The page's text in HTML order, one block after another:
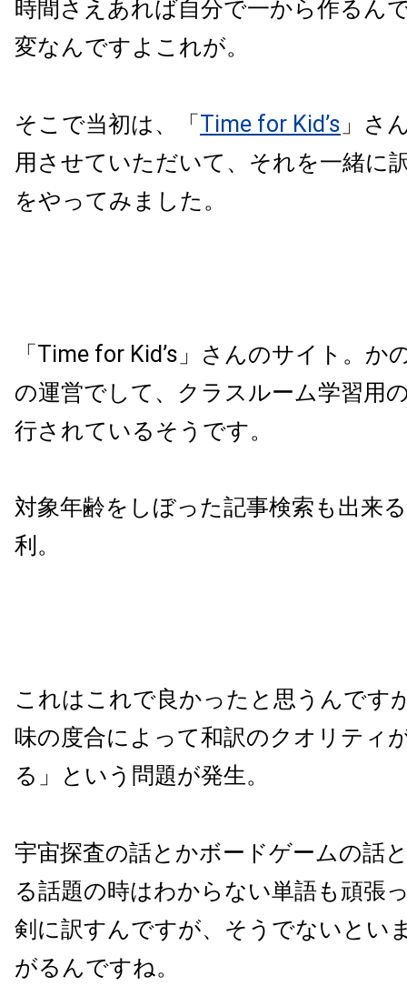
時間さえあれば自分で一から作るん
変なんですよこれが。
そこで当初は、「Time for Kid’s 」さ
用させていただいて、それを一緒に
をやってみました。
「Time for Kid’s」さんのサイト。か
の運営でして、クラスルーム学習用
行されているそうです。
対象年齢をしぼった記事検索も出来
利。
これはこれで良かったと思うんです
味の度合によって和訳のクオリティ
る」という問題が発生。
宇宙探査の話とかボードゲームの話
る話題の時はわからない単語も頑張
剣に訳すんですが、そうでないとい
がるんですね。